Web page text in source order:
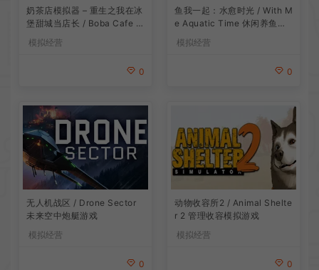
奶茶店模拟器 – 重生之我在冰
堡甜城当店长 / Boba Cafe Si
mulator 模拟经营游戏
模拟经营
0
鱼我一起：水愈时光 / With M
e Aquatic Time 休闲养鱼游
模拟经营
0
无人机战区 / Drone Sector
未来空中炮艇游戏
模拟经营
0
动物收容所2 / Animal Shelte
r 2 管理收容模拟游戏
模拟经营
0